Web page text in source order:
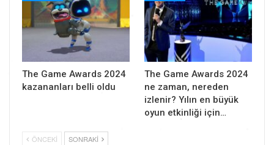
The Game Awards 2024
kazananları belli oldu
The Game Awards 2024
ne zaman, nereden
izlenir? Yılın en büyük
oyun etkinliği için…
ÖNCEKI SONRAKI